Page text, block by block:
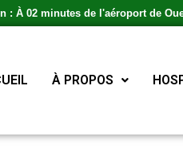
: À 02 minutes de l'aéroport de
À PROPOS